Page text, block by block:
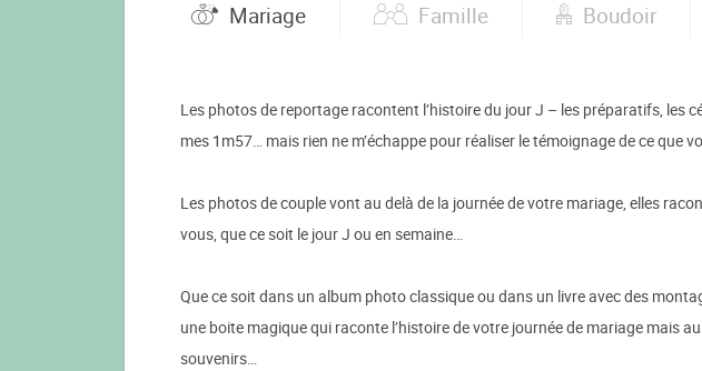
Mariage Famille Boudoir
Les photos de reportage racontent l’histoire du jour J – les préparatifs, les
mes 1m57… mais rien ne m’échappe pour réaliser le témoignage de ce
Les photos de couple vont au delà de la journée de votre mariage, elles
vous, que ce soit le jour J ou en semaine…
Que ce soit dans un album photo classique ou dans un livre avec des
une boite magique qui raconte l’histoire de votre journée de mariage mais
souvenirs…